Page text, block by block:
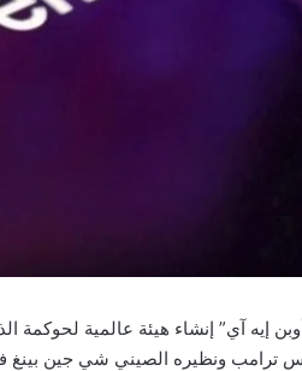
إيه آي” إنشاء هيئة عالمية لحوكمة
ترامب ونظيره الصيني شي جين بينغ